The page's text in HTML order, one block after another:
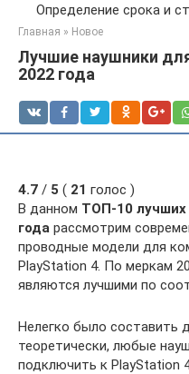
Определение срока и
Главная » Новое
Лучшие наушники
2022 года
4.7 / 5 ( 21 голос )
В данном ТОП-10 лучших
года рассмотрим
проводные модели для
PlayStation 4. По меркам
являются лучшими по
Нелегко было составить
теоретически, любые
подключить к PlayStation